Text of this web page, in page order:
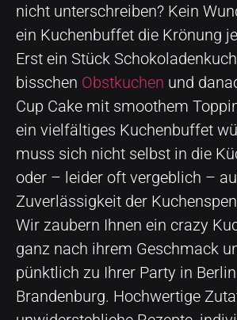
nicht unterschreiben? Kein
ein Kuchenbuffet die Krönung
Erst ein Stück
bisschen Obstkuchen und
Cup Cake mit smoothem
ein vielfältiges Kuchenbuffet
muss sich nicht selbst in die
oder – leider oft vergeblich –
Zuverlässigkeit der
Wir zaubern Ihnen ein crazy
ganz nach ihrem Geschmack
pünktlich zu Ihrer Party in
Brandenburg. Hochwertige